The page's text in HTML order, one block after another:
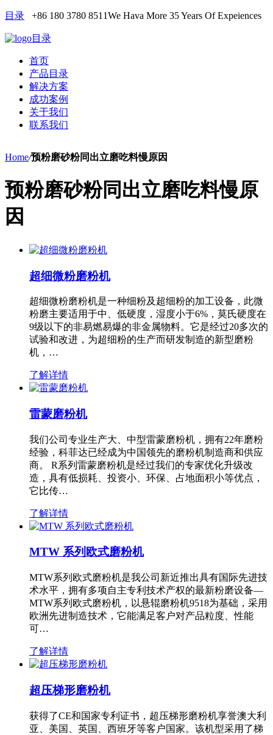
目录 +86 180 3780 8511We Hava More 35 Years Of Expeiences
目录
首页
产品目录
解决方案
成功案例
关于我们
联系我们
Home/预粉磨砂粉同出立磨吃料慢原因
预粉磨砂粉同出立磨吃料慢原
因
超细微粉磨粉机
超细微粉磨粉机是一种细粉及超细粉的加工设备，此微
粉磨主要适用于中、低硬度，湿度小于6%，莫氏硬度在
9级以下的非易燃易爆的非金属物料。它是经过20多次的
试验和改进，为超细粉的生产而研发制造的新型磨粉
机，…
了解详情
雷蒙磨粉机
我们公司专业生产大、中型雷蒙磨粉机，拥有22年磨粉
经验，科菲达已经成为中国领先的磨粉机制造商和供应
商。 R系列雷蒙磨粉机是经过我们的专家优化升级改
造，具有低损耗、投资小、环保、占地面积小等优点，
它比传…
了解详情
MTW 系列欧式磨粉机
MTW系列欧式磨粉机是我公司新近推出具有国际先进技
术水平，拥有多项自主专利技术产权的最新粉磨设备—
MTW系列欧式磨粉机，以悬辊磨粉机9518为基础，采用
欧洲先进制造技术，它能满足客户对产品粒度、性能
可…
了解详情
超压梯形磨粉机
获得了CE和国家专利证书，超压梯形磨粉机享誉澳大利
亚、美国、英国、西班牙等客户国家。该机型采用了梯